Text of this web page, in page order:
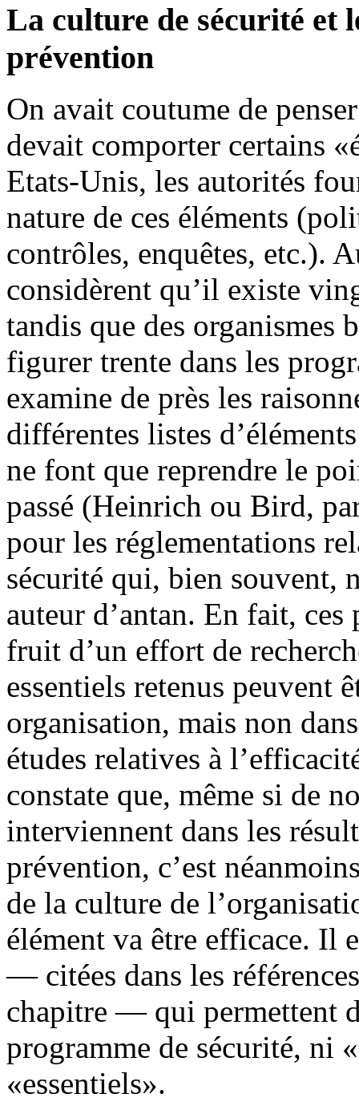
La culture de sécurité et
prévention
On avait coutume de
devait comporter certains
Etats-Unis, les autorités
nature de ces éléments
contrôles, enquêtes, etc.).
considèrent qu’il existe
tandis que des organismes
figurer trente dans les
examine de près les
différentes listes
ne font que reprendre le
passé (Heinrich ou Bird,
pour les réglementations
sécurité qui, bien souvent,
auteur d’antan. En fait,
fruit d’un effort de
essentiels retenus peuvent
organisation, mais non
études relatives à
constate que, même si de
interviennent dans les
prévention, c’est
de la culture de
élément va être efficace. Il
— citées dans les
chapitre — qui permettent
programme de sécurité, ni
«essentiels».